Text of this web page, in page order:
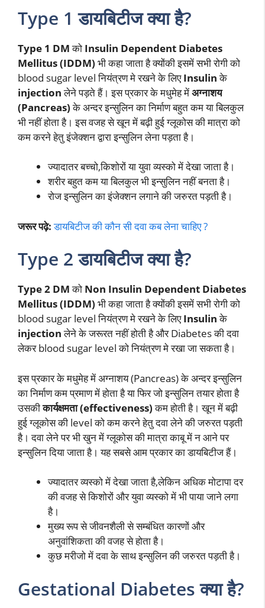
Type 1 डायबिटीज क्या है?
Type 1 DMको Insulin Dependent Diabetes
Mellitus (IDDM) भी कहा जाता है क्योंकी इसमें सभी रोगी को
blood sugar level नियंत्रण मे रखने के लिएInsulinके
injectionलेने पड़ते हैं। इस प्रकार के मधुमेह मेंअग्नाशय
(Pancreas)के अन्दर इन्सुलिन का निर्माण बहुत कम या बिलकुल
भी नहीं होता है। इस वजह से खून में बढ़ी हुई ग्लूकोस की मात्रा को
कम करने हेतु इंजेक्शन द्वारा इन्सुलिन लेना पड़ता है।
ज्यादातर बच्चो,किशोरों या युवा व्यस्को में देखा जाता है।
शरीर बहुत कम या बिलकुल भी इन्सुलिन नहीं बनता है।
रोज इन्सुलिन का इंजेक्शन लगाने की जरुरत पड़ती है।
जरूर पढ़े: डायबिटीज की कौन सी दवा कब लेना चाहिए ?
Type 2 डायबिटीज क्या है?
Type 2 DMको Non Insulin Dependent Diabetes
Mellitus (IDDM) भी कहा जाता है क्योंकी इसमें सभी रोगी को
blood sugar level नियंत्रण मे रखने के लिएInsulinके
injectionलेने के जरूरत नहीं होती है और Diabetes की दवा
लेकर blood sugar level को नियंत्रण मे रखा जा सकता है।
इस प्रकार के मधुमेह में अग्नाशय (Pancreas) के अन्दर इन्सुलिन
का निर्माण कम प्रमाण में होता है या फिर जो इन्सुलिन तयार होता है
उसकीकार्यक्षमता (effectiveness)कम होती है। खून में बढ़ी
हुई ग्लूकोस की level को कम करने हेतु दवा लेने की जरुरत पड़ती
है। दवा लेने पर भी खुन में ग्लूकोस की मात्रा काबू में न आने पर
इन्सुलिन दिया जाता है। यह सबसे आम प्रकार का डायबिटीज हैं।
ज्यादातर व्यस्को में देखा जाता है,लेकिन अधिक मोटापा दर
की वजह से किशोरों और युवा व्यस्को में भी पाया जाने लगा
है।
मुख्य रूप से जीवनशैली से सम्बंधित कारणों और
अनुवांशिकता की वजह से होता है।
कुछ मरीजो में दवा के साथ इन्सुलिन की जरुरत पड़ती है।
Gestational Diabetes क्या है?